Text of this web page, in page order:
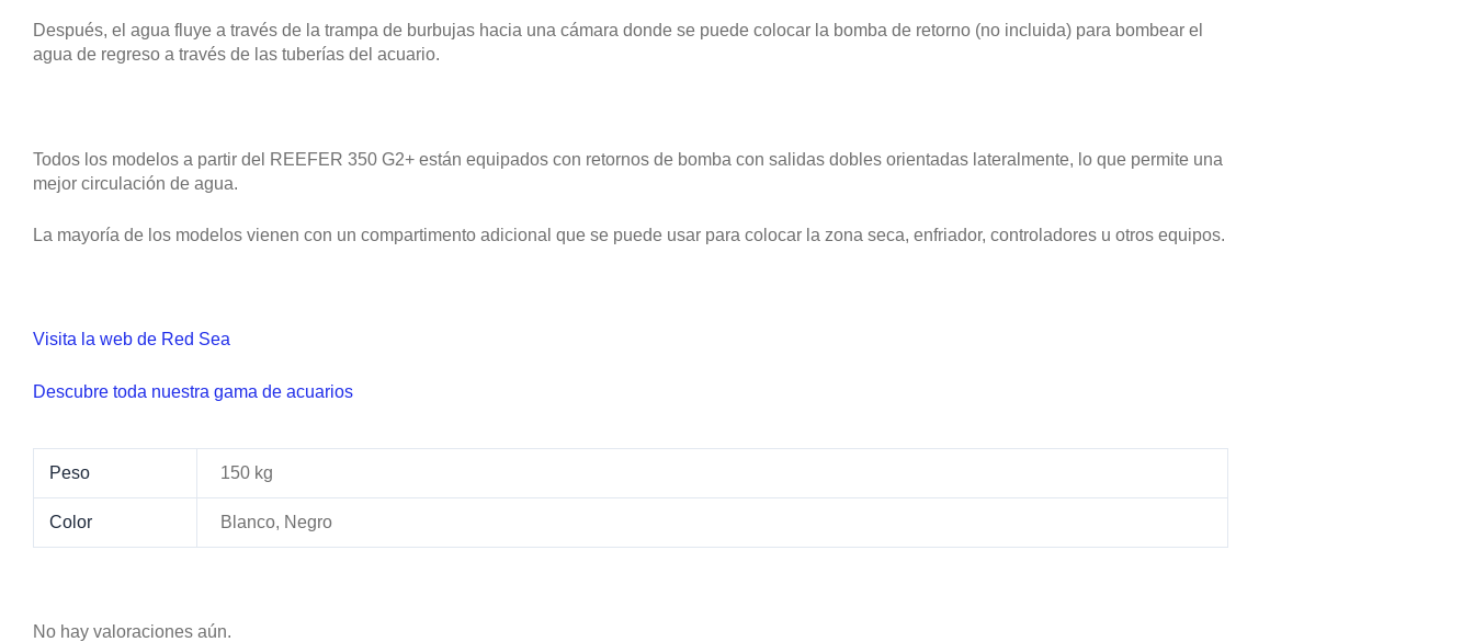
Después, el agua fluye a través de la trampa de burbujas hacia una cámara donde se puede colocar la bomba de retorno (no incluida) para bombear el
agua de regreso a través de las tuberías del acuario.
Todos los modelos a partir del REEFER 350 G2+ están equipados con retornos de bomba con salidas dobles orientadas lateralmente, lo que permite una
mejor circulación de agua.
La mayoría de los modelos vienen con un compartimento adicional que se puede usar para colocar la zona seca, enfriador, controladores u otros equipos.
Visita la web de Red Sea
Descubre toda nuestra gama de acuarios
Peso 150 kg
Color Blanco, Negro
No hay valoraciones aún.